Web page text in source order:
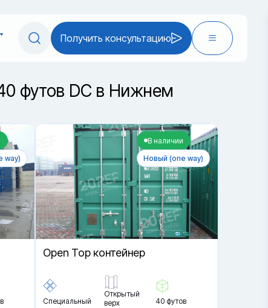
Получить консультацию
футов DC в Нижнем
way)
В наличии
Новый (one way)
Open Top контейнер
Специальный
Открытый
верх
40 футов